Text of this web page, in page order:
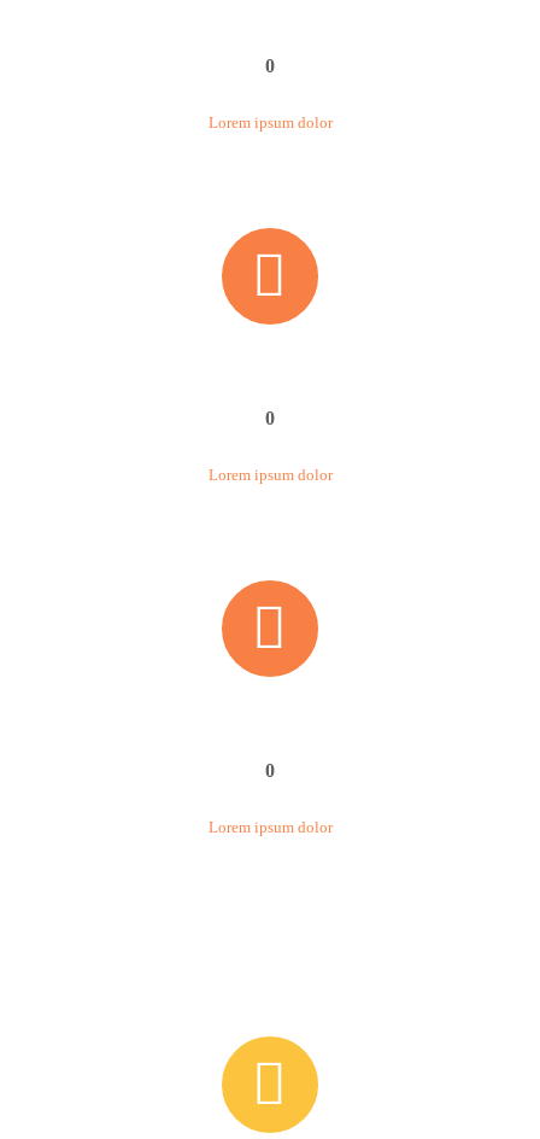
0
Lorem ipsum dolor


0
Lorem ipsum dolor


0
Lorem ipsum dolor

